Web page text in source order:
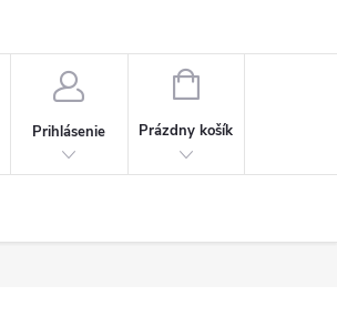
Prihlásenie
NÁKUPNÝ
Prázdny košík